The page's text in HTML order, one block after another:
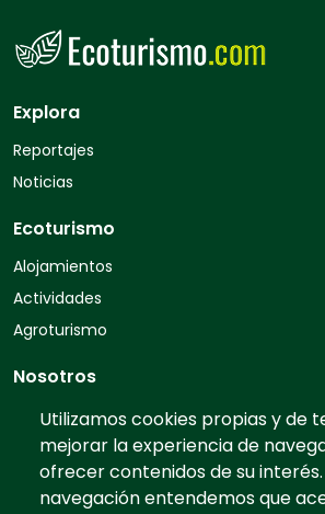
Utilizamos cookies propias y de
mejorar la experiencia de
ofrecer contenidos de su
navegación entendemos que
Explora
Reportajes
Noticias
Ecoturismo
Alojamientos
Actividades
Agroturismo
Nosotros
Quiénes somos
Contacto
Preguntas frecuentes